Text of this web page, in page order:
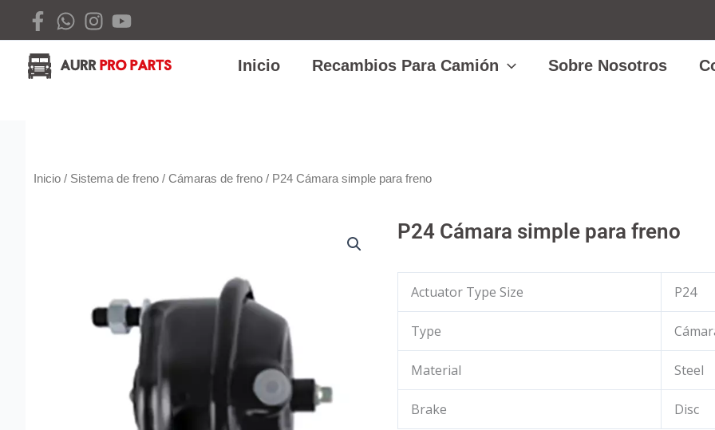
contenido
Inicio
Recambios Para Camión Sobre Nosotros
Inicio / Sistema de freno / Cámaras de freno / P24 Cámara simple para freno
P24 Cámara simple para freno
Actuator Type Size P24
Type
Material Steel
Brake Disc